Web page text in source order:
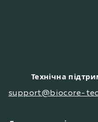
Технічна
support@biocore-